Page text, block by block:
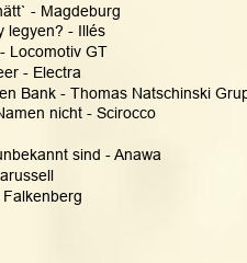
- Magdeburg
legyen? - Illés
Locomotiv GT
- Electra
Bank - Thomas Natschinski
nicht - Scirocco
sind - Anawa